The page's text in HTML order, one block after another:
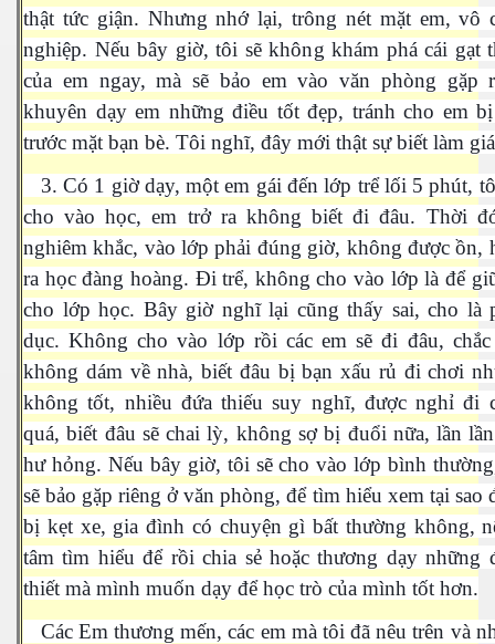
thật tức giận. Nhưng nhớ lại, trông nét mặt em, vô
nghiệp. Nếu bây giờ, tôi sẽ không khám phá cái gạt
của em ngay, mà sẽ bảo em vào văn phòng gặp
khuyên dạy em những điều tốt đẹp, tránh cho em
trước mặt bạn bè. Tôi nghĩ, đây mới thật sự biết làm
3. Có 1 giờ dạy, một em gái đến lớp trể lối 5 phút,
cho vào học, em trở ra không biết đi đâu. Thời
nghiêm khắc, vào lớp phải đúng giờ, không được ồn,
ra học đàng hoàng. Đi trể, không cho vào lớp là để
cho lớp học. Bây giờ nghĩ lại cũng thấy sai, cho là
dục. Không cho vào lớp rồi các em sẽ đi đâu, chắc
không dám về nhà, biết đâu bị bạn xấu rủ đi chơi
không tốt, nhiều đứa thiếu suy nghĩ, được nghỉ đi
quá, biết đâu sẽ chai lỳ, không sợ bị đuổi nữa, lần
hư hỏng. Nếu bây giờ, tôi sẽ cho vào lớp bình
sẽ bảo gặp riêng ở văn phòng, để tìm hiểu xem tại sao
bị kẹt xe, gia đình có chuyện gì bất thường không,
tâm tìm hiểu để rồi chia sẻ hoặc thương dạy những
thiết mà mình muốn dạy để học trò của mình tốt hơn.
Các Em thương mến, các em mà tôi đã nêu trên và
682
giới